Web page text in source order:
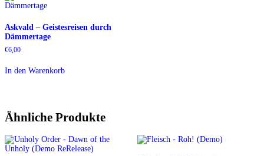
Askvald – Geistesreisen durch
Dämmertage
€6,00
In den Warenkorb
Ähnliche Produkte